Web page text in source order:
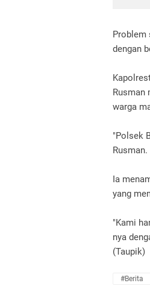
Problem
dengan
Rusman
warga
"Polsek
Ia
yang
"Kami
nya
(Taupik)
#Berita